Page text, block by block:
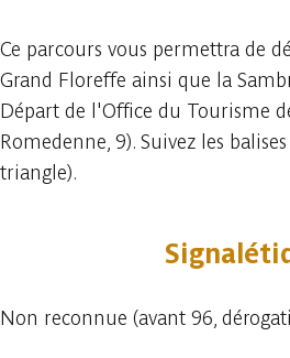
Ce parcours vous permettra de
Grand Floreffe ainsi que la
Départ de l'Office du Tourisme
Romedenne, 9). Suivez les
triangle).
Non reconnue (avant 96,